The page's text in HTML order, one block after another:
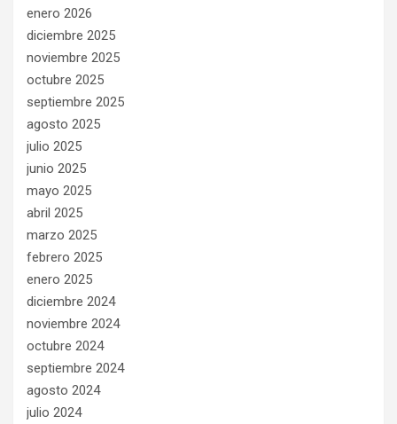
enero 2026
diciembre 2025
noviembre 2025
octubre 2025
septiembre 2025
agosto 2025
julio 2025
junio 2025
mayo 2025
abril 2025
marzo 2025
febrero 2025
enero 2025
diciembre 2024
noviembre 2024
octubre 2024
septiembre 2024
agosto 2024
julio 2024